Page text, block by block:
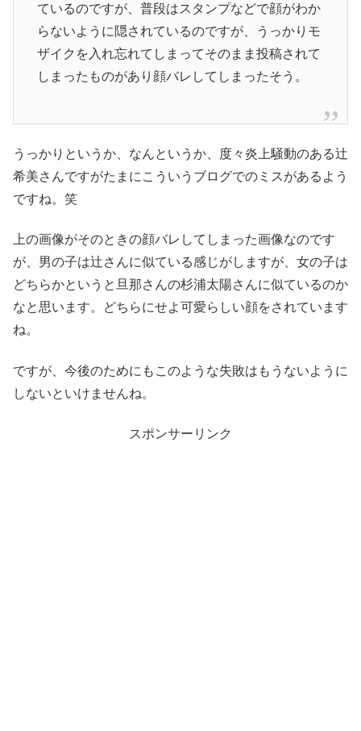
ているのですが、普段はスタンプなどで顔がわか
らないように隠されているのですが、うっかりモ
ザイクを入れ忘れてしまってそのまま投稿されて
しまったものがあり顔バレしてしまったそう。
うっかりというか、なんというか、度々炎上騒動のある辻
希美さんですがたまにこういうブログでのミスがあるよう
ですね。笑
上の画像がそのときの顔バレしてしまった画像なのです
が、男の子は辻さんに似ている感じがしますが、女の子は
どちらかというと旦那さんの杉浦太陽さんに似ているのか
なと思います。どちらにせよ可愛らしい顔をされています
ね。
ですが、今後のためにもこのような失敗はもうないように
しないといけませんね。
スポンサーリンク